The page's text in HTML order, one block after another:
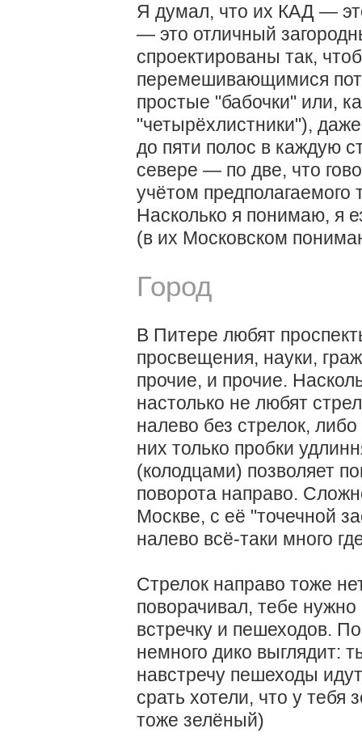
Я думал, что их КАД —
— это отличный
спроектированы так,
перемешивающимися
простые "бабочки" или,
"четырёхлистники"),
до пяти полос в каждую
севере — по две, что
учётом предполагаемого
Насколько я понимаю, я
(в их Московском
Город
В Питере любят
просвещения, науки,
прочие, и прочие.
настолько не любят
налево без стрелок,
них только пробки
(колодцами) позволяет
поворота направо.
Москве, с её "точечной
налево всё-таки много
Стрелок направо тоже
поворачивал, тебе
встречку и пешеходов.
немного дико выглядит:
навстречу пешеходы
срать хотели, что у тебя
тоже зелёный)